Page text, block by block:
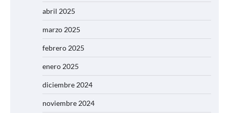
abril 2025
marzo 2025
febrero 2025
enero 2025
diciembre 2024
noviembre 2024